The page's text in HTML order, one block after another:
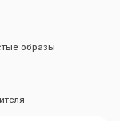
образы